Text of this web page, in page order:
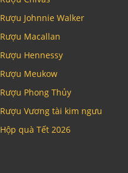
Rượu Johnnie Walker
Rượu Macallan
Rượu Hennessy
Rượu Meukow
Rượu Phong Thủy
Rượu Vương tài kim ngưu
Hộp quà Tết 2026